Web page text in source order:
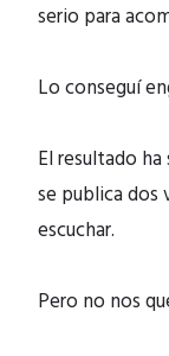
serio para
Lo conseguí
El resultado
se publica dos
escuchar.
Pero no nos